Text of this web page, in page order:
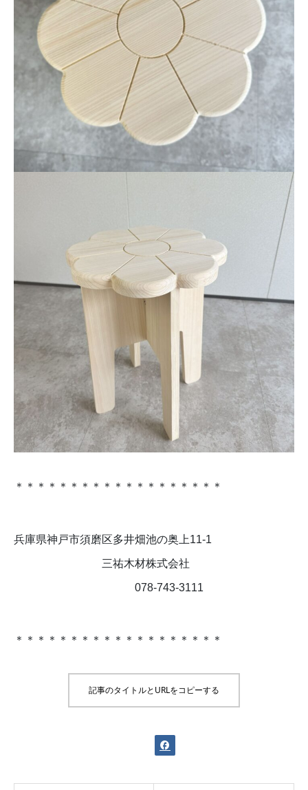
＊＊＊＊＊＊＊＊＊＊＊＊＊＊＊＊＊＊＊
兵庫県神戸市須磨区多井畑池の奥上11-1
三祐木材株式会社
078-743-3111
＊＊＊＊＊＊＊＊＊＊＊＊＊＊＊＊＊＊＊
記事のタイトルとURLをコピーする
